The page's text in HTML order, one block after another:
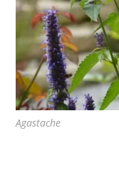
Agastache